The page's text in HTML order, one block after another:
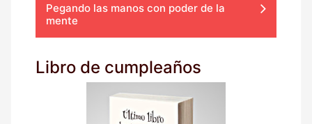
Pegando las manos con poder de la
mente
Libro de cumpleaños